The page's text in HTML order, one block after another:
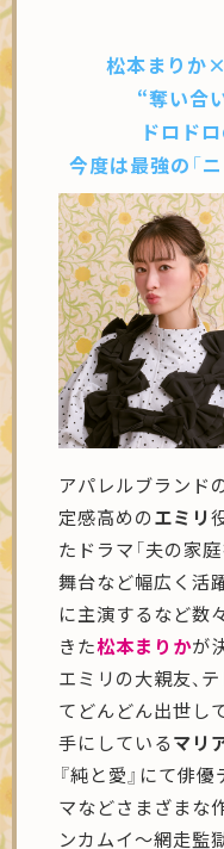
松本まりか×
“奪い合
ドロド
今度は最強の「ニ
アパレルブランド
定感高めのエミリ
たドラマ「夫の家
舞台など幅広く活
に主演するなど数
きた松本まりかが
エミリの大親友、
てどんどん出世し
手にしているマリ
『純と愛』にて俳
マなどさまざまな
ンカムイ～網走監